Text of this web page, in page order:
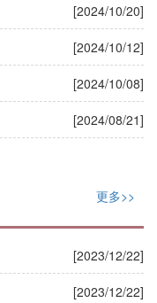
[2024/10/20]
[2024/10/12]
[2024/10/08]
[2024/08/21]
更多>>
[2023/12/22]
[2023/12/22]